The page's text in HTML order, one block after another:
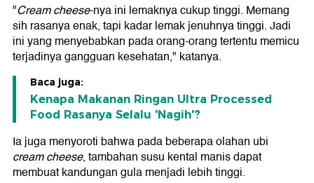
"Cream cheese-nya ini lemaknya cukup tinggi. Memang
sih rasanya enak, tapi kadar lemak jenuhnya tinggi. Jadi
ini yang menyebabkan pada orang-orang tertentu memicu
terjadinya gangguan kesehatan," katanya.
Baca juga:
Kenapa Makanan Ringan Ultra Processed
Food Rasanya Selalu 'Nagih'?
Ia juga menyoroti bahwa pada beberapa olahan ubi
cream cheese, tambahan susu kental manis dapat
membuat kandungan gula menjadi lebih tinggi.